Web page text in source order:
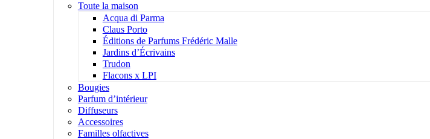
Toute la maison
Acqua di Parma
Claus Porto
Éditions de Parfums Frédéric Malle
Jardins d’Écrivains
Trudon
Flacons x LPI
Bougies
Parfum d’intérieur
Diffuseurs
Accessoires
Familles olfactives